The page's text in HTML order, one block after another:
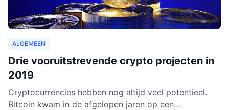
ALGEMEEN
Drie vooruitstrevende crypto projecten in
2019
Cryptocurrencies hebben nog altijd veel potentieel.
Bitcoin kwam in de afgelopen jaren op een